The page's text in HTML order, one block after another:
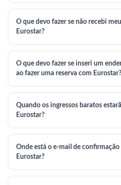
O que devo fazer se não recebi
Eurostar?
O que devo fazer se inseri um
ao fazer uma reserva com Eurostar?
Quando os ingressos baratos
Eurostar?
Onde está o e-mail de
Eurostar?